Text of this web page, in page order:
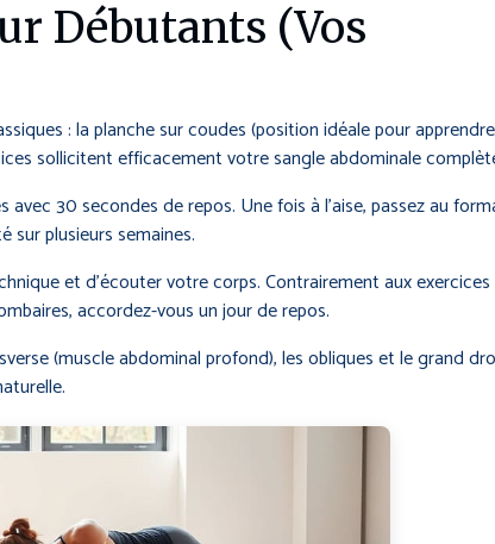
Débutants (Vos
: la planche sur coudes (position idéale pour
sollicitent efficacement votre sangle abdominale
30 secondes de repos. Une fois à l’aise, passez au
sur plusieurs semaines.
et d’écouter votre corps. Contrairement aux
accordez-vous un jour de repos.
(muscle abdominal profond), les obliques et le grand